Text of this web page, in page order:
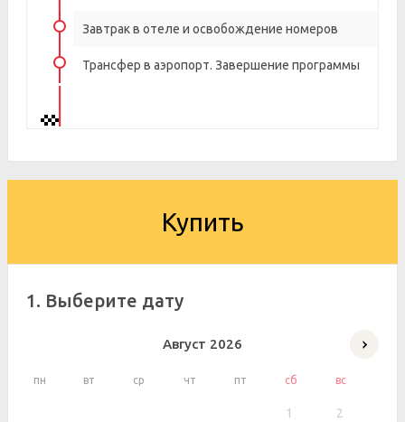
Завтрак в отеле и освобождение номеров
Трансфер в аэропорт. Завершение программы
Купить
1. Выберите дату
Август 2026
пн вт ср чт пт сб вс
1 2